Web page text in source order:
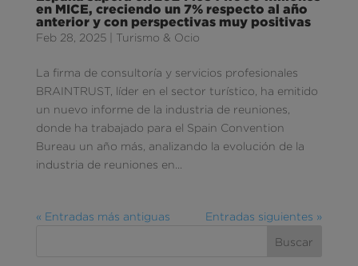
en MICE, creciendo un 7% respecto al año
anterior y con perspectivas muy positivas
Feb 28, 2025| Turismo & Ocio
La firma de consultoría y servicios profesionales
BRAINTRUST, líder en el sector turístico, ha emitido
un nuevo informe de la industria de reuniones,
donde ha trabajado para el Spain Convention
Bureau un año más, analizando la evolución de la
industria de reuniones en...
« Entradas más antiguas Entradas siguientes »